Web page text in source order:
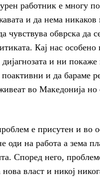
работник е многу
и да нема
чувствува обврска да
Кај нас
и ни
и да бараме
во Македонија но
е присутен и во
оди на работа а зема
Според него,
нова власт и никој